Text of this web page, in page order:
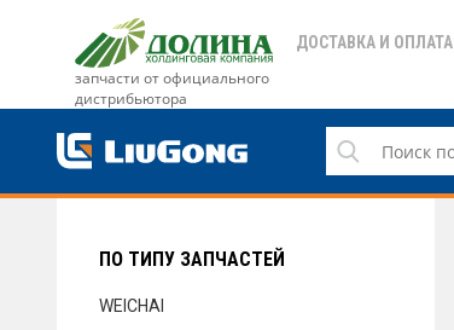
запчасти от официального
дистрибьютора
ДОСТАВКА И ОПЛАТА
ДОСТАВКА И ОПЛАТА
ПО ТИПУ ЗАПЧАСТЕЙ
WEICHAI